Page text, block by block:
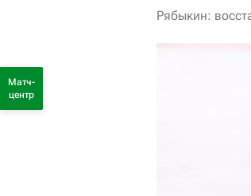
Рябыкин:
Матч-
центр